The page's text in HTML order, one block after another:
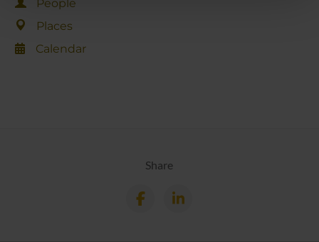
pubblicità e social media, i quali potrebbero combinarle
con altre informazioni che hai fornito loro o che hanno
raccolto dal tuo utilizzo dei loro servizi.
People
Places
Calendar
Share